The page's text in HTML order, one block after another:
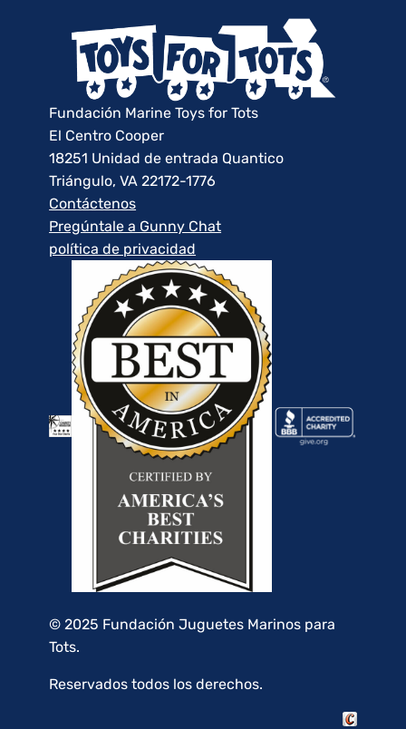
Fundación Marine Toys for Tots
El Centro Cooper
18251 Unidad de entrada Quantico
Triángulo, VA 22172-1776
Contáctenos
Pregúntale a Gunny Chat
política de privacidad
© 2025 Fundación Juguetes Marinos para
Tots.
Reservados todos los derechos.